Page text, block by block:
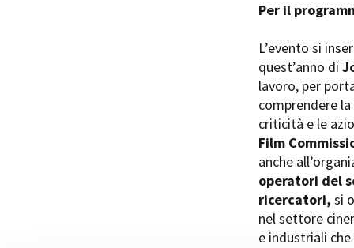
Per il
L’evento si
quest’anno di
lavoro, per
comprendere
criticità e le
Film
anche
operatori del
ricercatori, si
nel settore
e industriali